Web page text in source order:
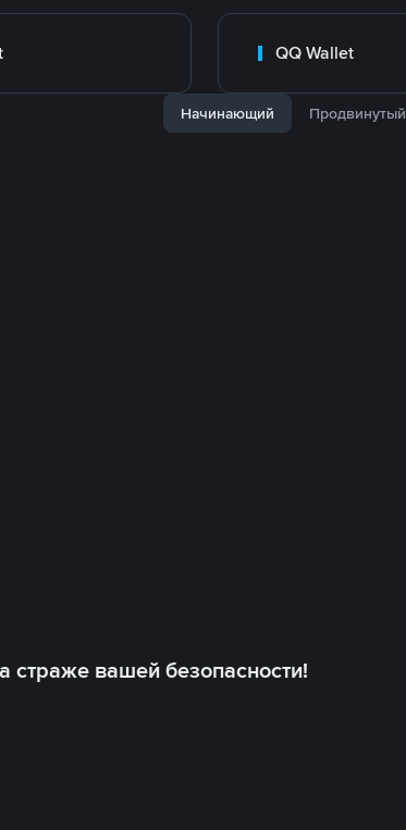
QQ Wallet
Начинающий Продвинутый
страже вашей безопасности!